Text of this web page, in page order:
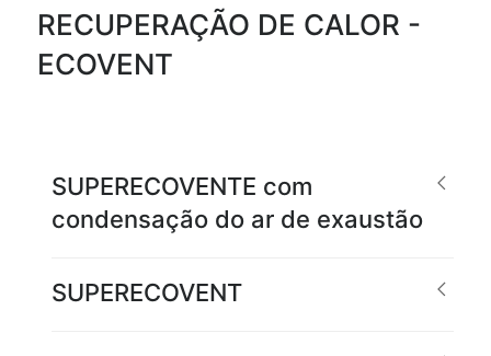
RECUPERAÇÃO DE CALOR -
ECOVENT
SUPERECOVENTE com
condensação do ar de exaustão
SUPERECOVENT